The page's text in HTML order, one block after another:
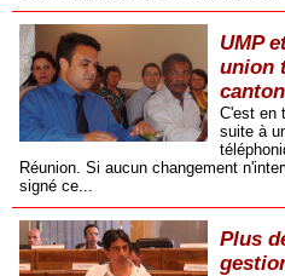
UMP
union
C'est en
suite à
Réunion. Si aucun changement
signé ce...
Plus